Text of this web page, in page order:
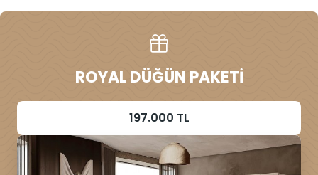
ROYAL DÜĞÜN PAKETI
197.000 TL